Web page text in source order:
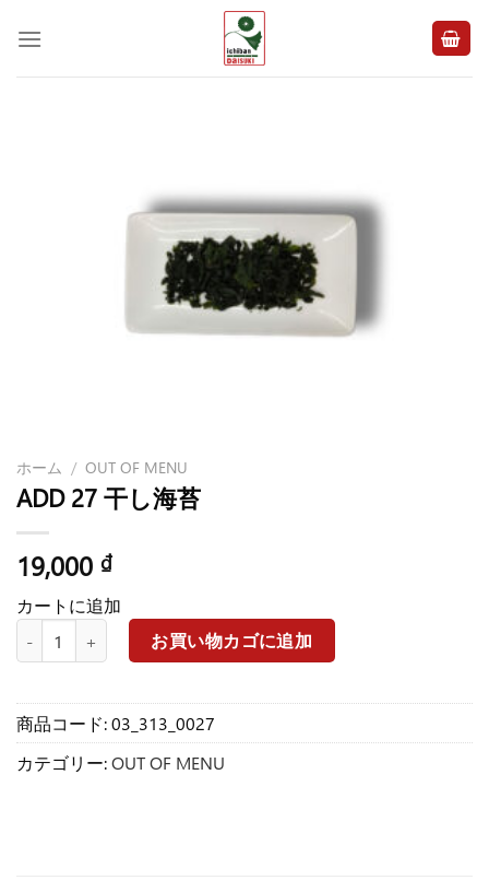
ホーム / OUT OF MENU
ADD 27 干し海苔
19,000 ₫
カートに追加
ADD 27 干し海苔個 お買い物カゴに追加
商品コード:03_313_0027
カテゴリー:OUT OF MENU